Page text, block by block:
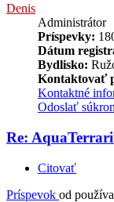
Denis
Administrátor
Príspevky:
Dátum
Bydlisko:
Kontaktovať
Kontaktné
Odoslať
Re:
Citovať
Príspevok od